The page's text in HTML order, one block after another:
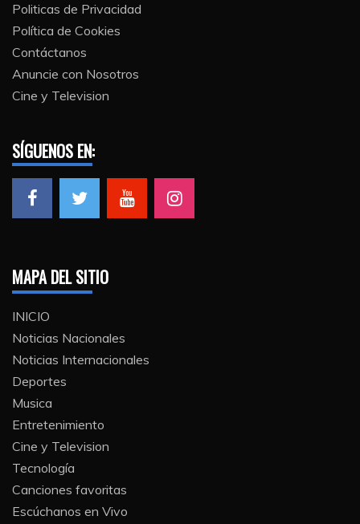
Politicas de Privacidad
Política de Cookies
Contáctanos
Anuncie con Nosotros
Cine y Television
SÍGUENOS EN:
MAPA DEL SITIO
INICIO
Noticias Nacionales
Noticias Internacionales
Deportes
Musica
Entretenimiento
Cine y Television
Tecnología
Canciones favoritas
Escúchanos en Vivo